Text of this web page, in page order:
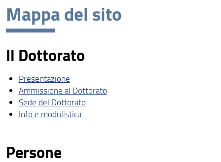
Mappa del sito
Il Dottorato
Presentazione
Ammissione al Dottorato
Sede del Dottorato
Info e modulistica
Persone